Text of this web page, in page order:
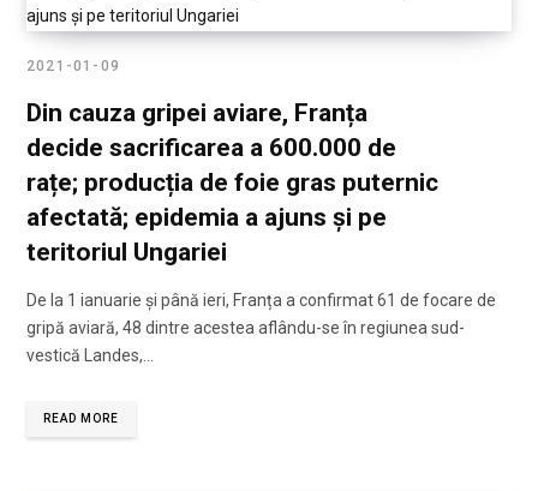
2021-01-09
Din cauza gripei aviare, Franța
decide sacrificarea a 600.000 de
rațe; producția de foie gras puternic
afectată; epidemia a ajuns și pe
teritoriul Ungariei
De la 1 ianuarie și până ieri, Franța a confirmat 61 de focare de
gripă aviară, 48 dintre acestea aflându-se în regiunea sud-
vestică Landes,…
READ MORE